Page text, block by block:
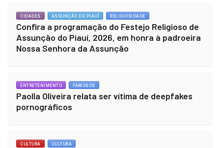
CIDADES ASSUNÇÃO DO PIAUÍ RELIGIOSIDADE
Confira a programação do Festejo Religioso de
Assunção do Piauí, 2026, em honra à padroeira
Nossa Senhora da Assunção
ENTRETENIMENTO FAMOSOS
Paolla Oliveira relata ser vítima de deepfakes
pornográficos
CULTURA CULTURA